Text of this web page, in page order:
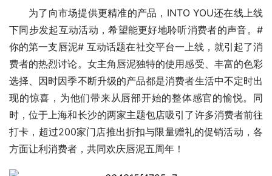
为了向市场提供更精准的产品，INTO YOU还在线上线
下同步发起互动活动，希望能更好地聆听消费者的声音。#
你的第一支唇泥# 互动话题在社交平台一上线，就引起了消
费者的热烈讨论。女主角唇泥独特的使用感受、丰富的色彩
选择、因时因季不断升级的产品都是消费者生活中不定时出
现的惊喜，为他们带来从唇部开始的整体感官的愉悦。同
时，位于上海和长沙的两家主题包店吸引了许多消费者前往
打卡，超过200家门店推出折扣与限量赠礼的促销活动，各
方面让利消费者，共同欢庆唇泥五周年！